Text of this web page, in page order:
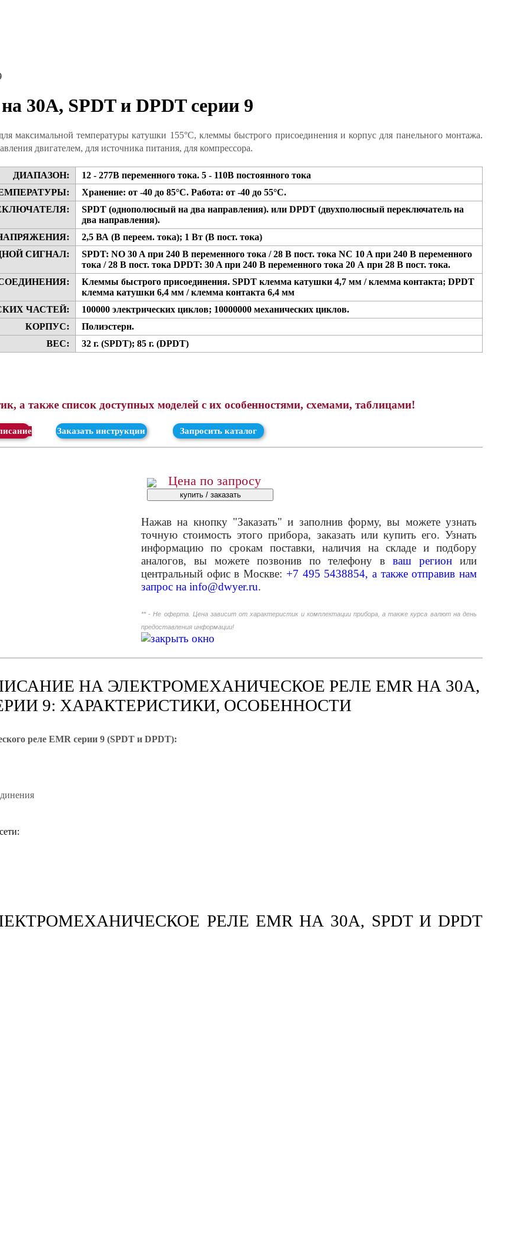
30A, SPDT и DPDT серии 9
максимальной температуры катушки 155°С, клеммы быстрого присоединения и корпус для панельного монтажа.
двигателем, для источника питания, для компрессора.
ДИАПАЗОН:
12 - 277В переменного тока. 5 - 110В постоянного тока
Хранение: от -40 до 85°С. Работа: от -40 до 55°С.
SPDT (однополюсный на два направления). или DPDT (двухполюсный переключатель на
два направления).
2,5 ВА (В переем. тока); 1 Вт (В пост. тока)
СИГНАЛ:
SPDT: NO 30 A при 240 В переменного тока / 28 В пост. тока NC 10 A при 240 В переменного
тока / 28 В пост. тока DPDT: 30 A при 240 В переменного тока 20 А при 28 В пост. тока.
Клеммы быстрого присоединения. SPDT клемма катушки 4,7 мм / клемма контакта; DPDT
клемма катушки 6,4 мм / клемма контакта 6,4 мм
ЧАСТЕЙ:
100000 электрических циклов; 10000000 механических циклов.
КОРПУС:
Полиэстерн.
ВЕС:
32 г. (SPDT); 85 г. (DPDT)
а также список доступных моделей с их особенностями, схемами, таблицами!
Заказать инструкции Запросить каталог
Цена по запросу
Нажав на кнопку "Заказать" и заполнив форму, вы можете узнать
точную стоимость этого прибора, заказать или купить его. Узнать
информацию по срокам поставки, наличия на складе и подбору
аналогов, вы можете позвонив по телефону вваш регион или
центральный офис в Москве: +7 495 5438854, а также отправив нам
запрос наinfo@dwyer.ru.
** - Не оферта. Цена зависит от характеристик и комплектации прибора, а также курса валют на день
предоставления информации!
НА ЭЛЕКТРОМЕХАНИЧЕСКОЕ РЕЛЕ EMR НА 30A,
9: ХАРАКТЕРИСТИКИ, ОСОБЕННОСТИ
реле EMR серии 9 (SPDT и DPDT):
РЕЛЕ EMR НА 30A, SPDT И DPDT